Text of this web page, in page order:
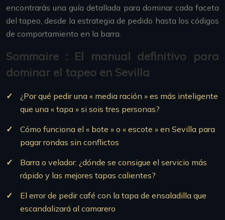
encontrarás una guía detallada para dominar cada faceta
del tapeo, desde la estrategia de pedido hasta los códigos
de comportamiento en la barra.
Sommaire : El manual definitivo para
dominar el tapeo en Sevilla
¿Por qué pedir una « media ración » es más inteligente
que una « tapa » si sois tres personas?
Cómo funciona el « bote » o « escote » en Sevilla para
pagar rondas sin conflictos
Barra o velador: ¿dónde se consigue el servicio más
rápido y las mejores tapas calientes?
El error de pedir café con la tapa de ensaladilla que
escandalizará al camarero